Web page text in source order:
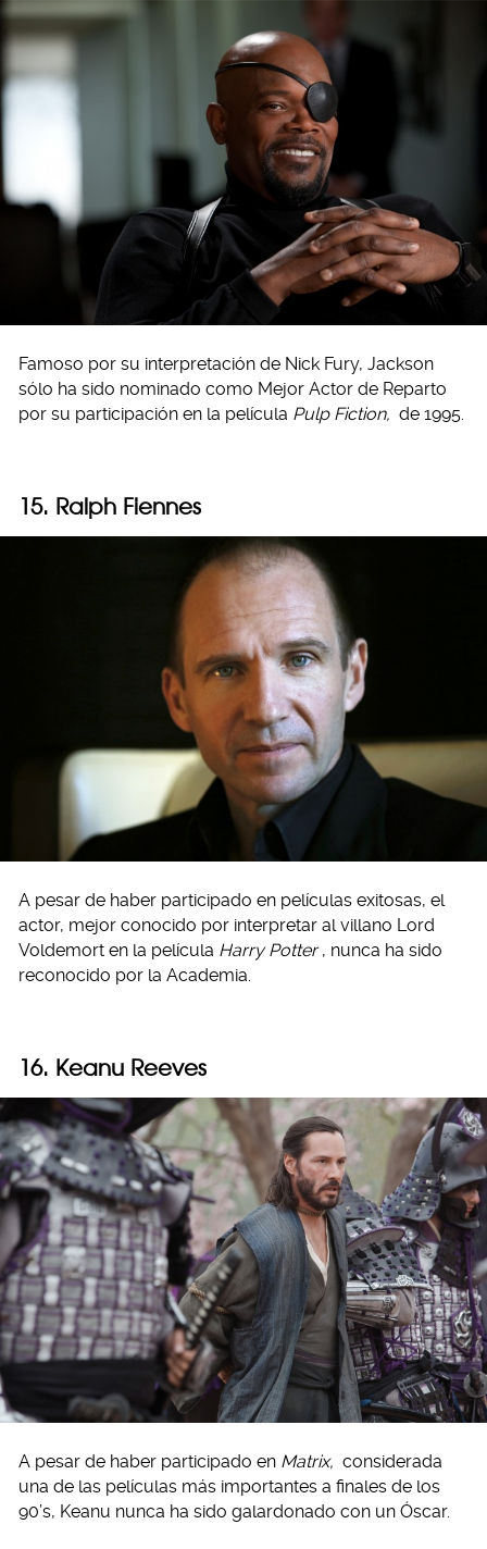
Famoso por su interpretación de Nick Fury, Jackson
sólo ha sido nominado como Mejor Actor de Reparto
por su participación en la película Pulp Fiction, de 1995.
15. Ralph Fiennes
A pesar de haber participado en películas exitosas, el
actor, mejor conocido por interpretar al villano Lord
Voldemort en la película Harry Potter , nunca ha sido
reconocido por la Academia.
16. Keanu Reeves
A pesar de haber participado en Matrix, considerada
una de las películas más importantes a finales de los
90’s, Keanu nunca ha sido galardonado con un Óscar.